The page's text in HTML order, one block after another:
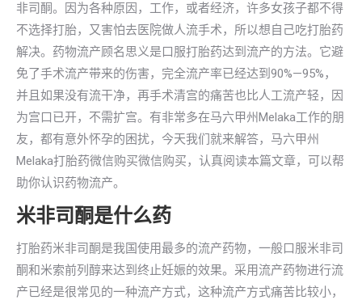
非司酮。因为各种原因，工作，或者经济，许多女孩子都不得
不选择打胎，又害怕去医院做人流手术，所以想自己吃打胎药
解决。药物流产顾名思义是口服打胎药达到流产的方法。它避
免了手术流产带来的伤害，完全流产率已经达到90%—95%，
并且如果没有流干净，再手术清宫的痛苦也比人工流产轻，因
为宫口已开，不需扩宫。有非常多在马六甲州Melaka工作的朋
友，都有意外怀孕的困扰，今天我们就来解答，马六甲州
Melaka打胎药微信购买微信购买，认真阅读本篇文章，可以帮
助你认识药物流产。
米非司酮是什么药
打胎药米非司酮是我国使用最多的流产药物，一般口服米非司
酮和米索前列醇来达到终止妊娠的效果。采用流产药物进行流
产已经是很常见的一种流产方式，这种流产方式痛苦比较小，